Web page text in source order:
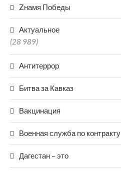
Zнамя Победы
Актуальное
(28 989)
Антитеррор
Битва за Кавказ
Вакцинация
Военная служба по контракту
Дагестан – это